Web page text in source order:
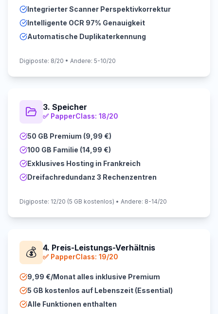
Integrierter Scanner Perspektivkorrektur
Intelligente OCR 97% Genauigkeit
Automatische Duplikaterkennung
Digiposte: 8/20 • Andere: 5-10/20
3. Speicher
✅ PapperClass: 18/20
50 GB Premium (9,99 €)
100 GB Familie (14,99 €)
Exklusives Hosting in Frankreich
Dreifachredundanz 3 Rechenzentren
Digiposte: 12/20 (5 GB kostenlos) • Andere: 8-14/20
💰 4. Preis-Leistungs-Verhältnis
✅ PapperClass: 19/20
9,99 €/Monat alles inklusive Premium
5 GB kostenlos auf Lebenszeit (Essential)
Alle Funktionen enthalten